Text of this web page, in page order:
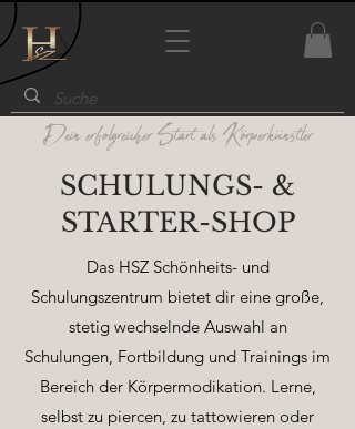
Dein erfolgreicher Start als Körperkünstler
SCHULUNGS- &
STARTER-SHOP
Das HSZ Schönheits- und
Schulungszentrum bietet dir eine große,
stetig wechselnde Auswahl an
Schulungen, Fortbildung und Trainings im
Bereich der Körpermodikation. Lerne,
selbst zu piercen, zu tattowieren oder